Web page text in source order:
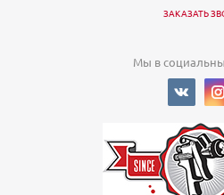
ЗАКАЗАТЬ
Мы в